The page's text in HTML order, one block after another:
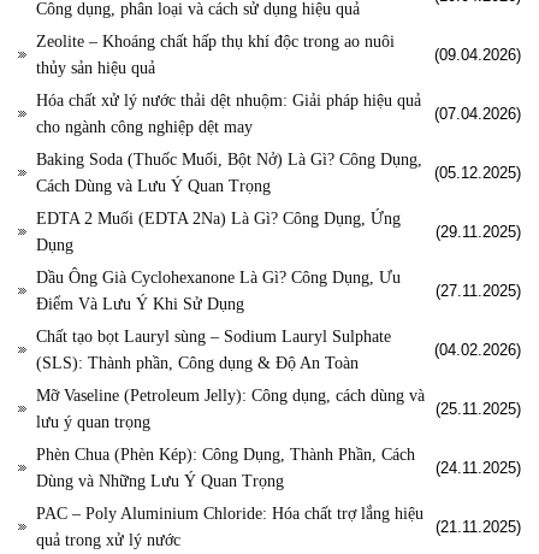
Công dụng, phân loại và cách sử dụng hiệu quả
Zeolite – Khoáng chất hấp thụ khí độc trong ao nuôi
thủy sản hiệu quả
(09.04.2026)
Hóa chất xử lý nước thải dệt nhuộm: Giải pháp hiệu quả
cho ngành công nghiệp dệt may
(07.04.2026)
Baking Soda (Thuốc Muối, Bột Nở) Là Gì? Công Dụng,
Cách Dùng và Lưu Ý Quan Trọng
(05.12.2025)
EDTA 2 Muối (EDTA 2Na) Là Gì? Công Dụng, Ứng
Dụng
(29.11.2025)
Dầu Ông Già Cyclohexanone Là Gì? Công Dụng, Ưu
Điểm Và Lưu Ý Khi Sử Dụng
(27.11.2025)
Chất tạo bọt Lauryl sùng – Sodium Lauryl Sulphate
(SLS): Thành phần, Công dụng & Độ An Toàn
(04.02.2026)
Mỡ Vaseline (Petroleum Jelly): Công dụng, cách dùng và
lưu ý quan trọng
(25.11.2025)
Phèn Chua (Phèn Kép): Công Dụng, Thành Phần, Cách
Dùng và Những Lưu Ý Quan Trọng
(24.11.2025)
PAC – Poly Aluminium Chloride: Hóa chất trợ lắng hiệu
quả trong xử lý nước
(21.11.2025)